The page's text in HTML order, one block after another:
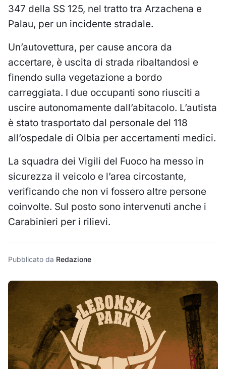
347 della SS 125, nel tratto tra Arzachena e
Palau, per un incidente stradale.
Un’autovettura, per cause ancora da
accertare, è uscita di strada ribaltandosi e
finendo sulla vegetazione a bordo
carreggiata. I due occupanti sono riusciti a
uscire autonomamente dall’abitacolo. L’autista
è stato trasportato dal personale del 118
all’ospedale di Olbia per accertamenti medici.
La squadra dei Vigili del Fuoco ha messo in
sicurezza il veicolo e l’area circostante,
verificando che non vi fossero altre persone
coinvolte. Sul posto sono intervenuti anche i
Carabinieri per i rilievi.
Pubblicato da Redazione